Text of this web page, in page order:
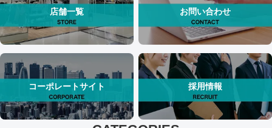
店舗一覧 お問い合わせ
コーポレートサイト 採用情報